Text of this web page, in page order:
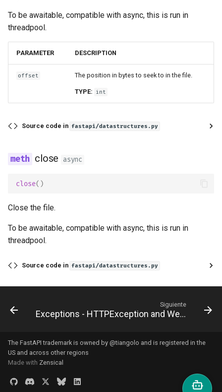
To be awaitable, compatible with async, this is run in
threadpool.
PARAMETER DESCRIPTION
offset The position in bytes to seek to in the file.
TYPE: int
Source code in fastapi/datastructures.py
close async
close()
Close the file.
To be awaitable, compatible with async, this is run in
threadpool.
Source code in fastapi/datastructures.py
Siguiente
Exceptions - HTTPException and WebSocketException
The FastAPI trademark is owned by @tiangolo and is registered in the
US and across other regions
Made with Zensical